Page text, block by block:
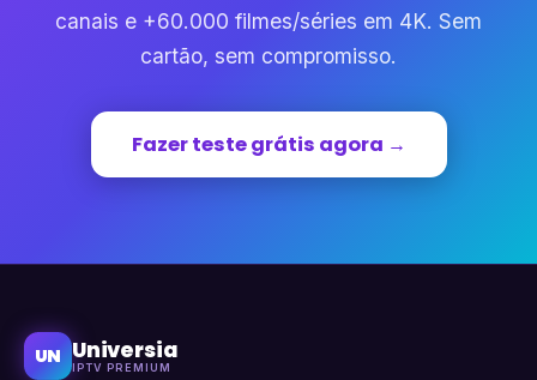
canais e +60.000 filmes/séries em 4K. Sem
cartão, sem compromisso.
Fazer teste grátis agora →
UN Universia
IPTV PREMIUM